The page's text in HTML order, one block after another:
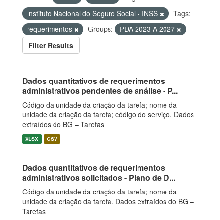
Instituto Nacional do Seguro Social - INSS
Tags:
requerimentos
Groups:
PDA 2023 A 2027
Filter Results
Dados quantitativos de requerimentos
administrativos pendentes de análise - P...
Código da unidade da criação da tarefa; nome da
unidade da criação da tarefa; código do serviço. Dados
extraídos do BG – Tarefas
XLSX CSV
Dados quantitativos de requerimentos
administrativos solicitados - Plano de D...
Código da unidade da criação da tarefa; nome da
unidade da criação da tarefa. Dados extraídos do BG –
Tarefas